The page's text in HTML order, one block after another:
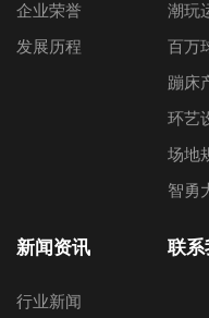
企业荣誉
发展历程
潮玩
百万
蹦床
环艺
场地
智勇
新闻资讯
行业新闻
联系